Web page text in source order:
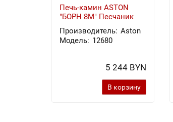
Печь-камин ASTON
"БОРН 8М" Песчаник
Производитель: Aston
Модель: 12680
5 244 BYN
В корзину